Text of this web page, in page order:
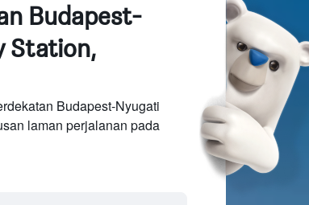
Budapest-
Station,
Budapest-Nyugati
laman perjalanan pada